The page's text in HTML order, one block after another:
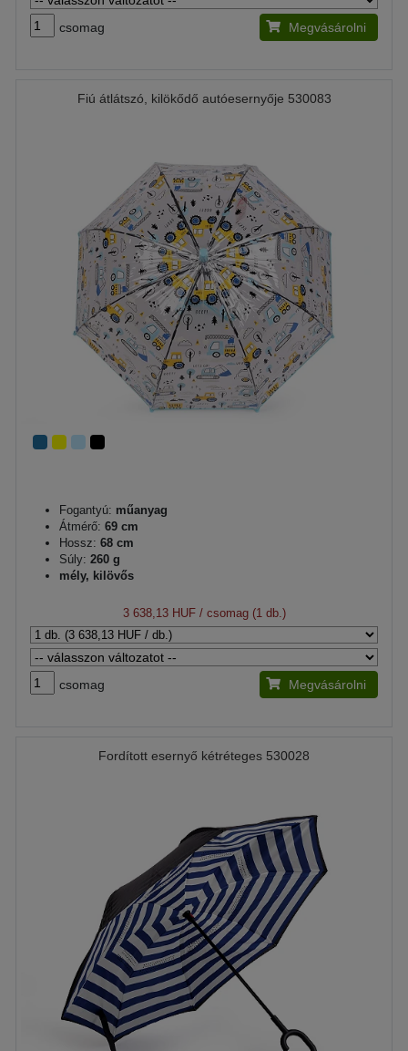
csomag Megvásárolni
Fiú átlátszó, kilökődő autóesernyője 530083
Fogantyú: műanyag
Átmérő: 69 cm
Hossz: 68 cm
Súly: 260 g
mély, kilövős
3 638,13 HUF/ csomag (1 db.)
csomag Megvásárolni
Fordított esernyő kétréteges 530028